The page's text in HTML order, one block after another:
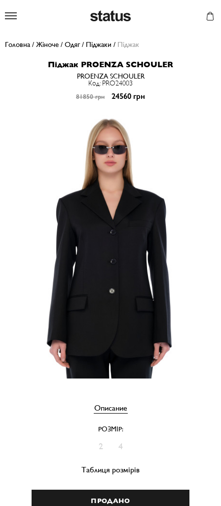
Головна / Жіноче / Одяг/ Піджаки / Піджак
Піджак PROENZA SCHOULER
PROENZA SCHOULER
Код: PRO24003
81850 грн 24560 грн
Описание
РОЗМІР:
2 4
Таблиця розмірів
ПРОДАНО